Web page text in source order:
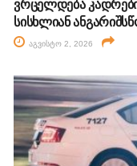
ვრცელდება
სისხლიან
აგვისტო 2, 2026